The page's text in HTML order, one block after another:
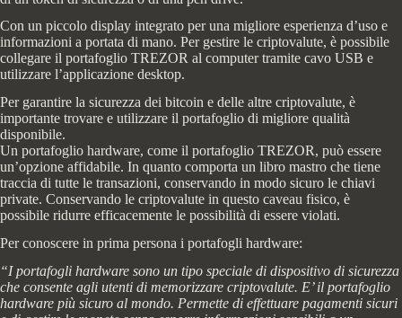
Con un piccolo display integrato per una migliore esperienza d’uso e
informazioni a portata di mano. Per gestire le criptovalute, è possibile
collegare il portafoglio TREZOR al computer tramite cavo USB e
utilizzare l’applicazione desktop.
Per garantire la sicurezza dei bitcoin e delle altre criptovalute, è
importante trovare e utilizzare il portafoglio di migliore qualità
disponibile.
Un portafoglio hardware, come il portafoglio TREZOR, può essere
un’opzione affidabile. In quanto comporta un libro mastro che tiene
traccia di tutte le transazioni, conservando in modo sicuro le chiavi
private. Conservando le criptovalute in questo caveau fisico, è
possibile ridurre efficacemente le possibilità di essere violati.
Per conoscere in prima persona i portafogli hardware:
“I portafogli hardware sono un tipo speciale di dispositivo di sicurezza
che consente agli utenti di memorizzare criptovalute. E’ il portafoglio
hardware più sicuro al mondo. Permette di effettuare pagamenti sicuri